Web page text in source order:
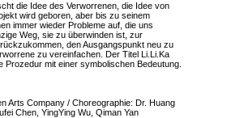
die Idee des Verworrenen, die Idee von
wird geboren, aber bis zu seinem
immer wieder Probleme auf, die uns
Weg, sie zu überwinden ist, zur
den Ausgangspunkt neu zu
zu vereinfachen. Der Titel Li.Li.Ka
Prozedur mit einer symbolischen Bedeutung.
Arts Company / Choreographie: Dr. Huang
Chen, YingYing Wu, Qiman Yan